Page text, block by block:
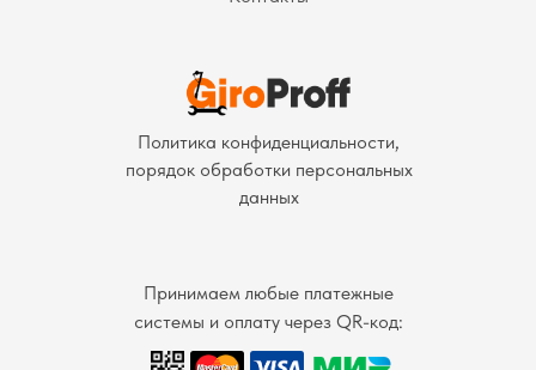
Политика конфиденциальности,
порядок обработки персональных
данных
Принимаем любые платежные
системы и оплату через QR-код: